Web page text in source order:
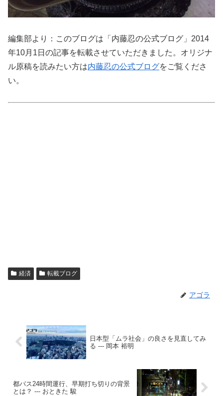
編集部より：このブログは「内藤忍の公式ブログ」2014
年10月1日の記事を転載させていただきました。オリジナ
ル原稿を読みたい方は内藤忍の公式ブログをご覧くださ
い。
経済 転載ブログ
アゴラ
日本型「ムラ社会」の良さを見直してみ
る --- 岡本 裕明
都バス24時間運行、早期打ち切りの背景
とは？ --- おときた 駿